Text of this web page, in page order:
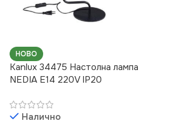
НОВО
Kanlux 34475 Настолна лампа
NEDIA E14 220V IP20
Налично